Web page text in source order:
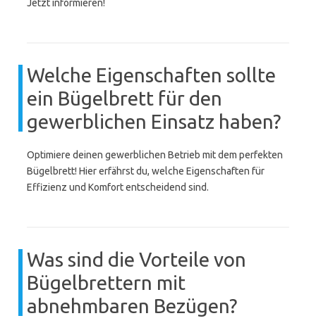
Jetzt informieren!
Welche Eigenschaften sollte
ein Bügelbrett für den
gewerblichen Einsatz haben?
Optimiere deinen gewerblichen Betrieb mit dem perfekten
Bügelbrett! Hier erfährst du, welche Eigenschaften für
Effizienz und Komfort entscheidend sind.
Was sind die Vorteile von
Bügelbrettern mit
abnehmbaren Bezügen?